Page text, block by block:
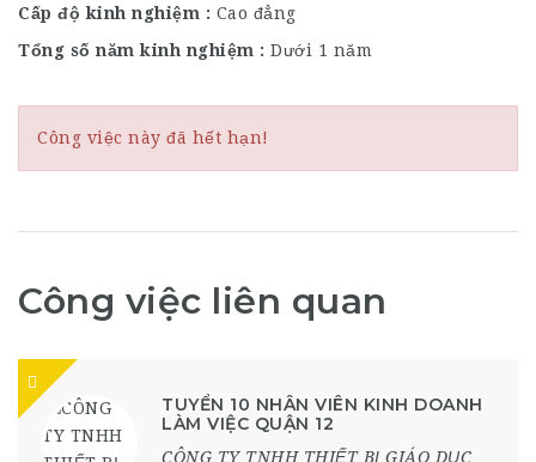
Cấp độ kinh nghiệm
Cao đẳng
Tổng số năm kinh nghiệm
Dưới 1 năm
Công việc này đã hết hạn!
Công việc liên quan
TUYỂN 10 NHÂN VIÊN KINH DOANH
LÀM VIỆC QUẬN 12
CÔNG TY TNHH THIẾT BỊ GIÁO DỤC